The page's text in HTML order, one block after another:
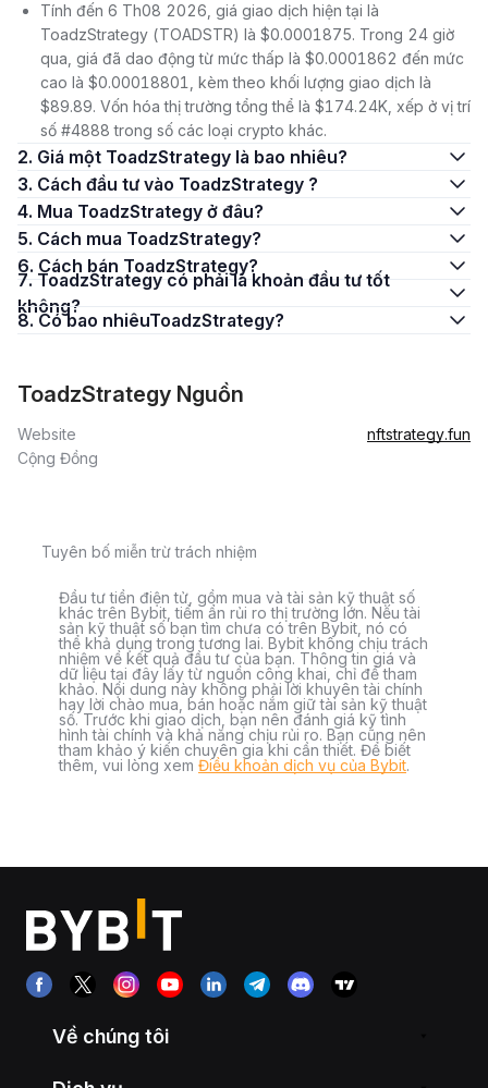
Tính đến 6 Th08 2026, giá giao dịch hiện tại là
ToadzStrategy (TOADSTR) là $0.0001875. Trong 24 giờ
qua, giá đã dao động từ mức thấp là $0.0001862 đến mức
cao là $0.00018801, kèm theo khối lượng giao dịch là
$89.89. Vốn hóa thị trường tổng thể là $174.24K, xếp ở vị trí
số #4888 trong số các loại crypto khác.
2. Giá một ToadzStrategy là bao nhiêu?
3. Cách đầu tư vào ToadzStrategy ?
4. Mua ToadzStrategy ở đâu?
5. Cách mua ToadzStrategy?
6. Cách bán ToadzStrategy?
7. ToadzStrategy có phải là khoản đầu tư tốt
không?
8. Có bao nhiêuToadzStrategy?
ToadzStrategy Nguồn
Website
nftstrategy.fun
Cộng Đồng
Tuyên bố miễn trừ trách nhiệm
Đầu tư tiền điện tử, gồm mua và tài sản kỹ thuật số
khác trên Bybit, tiềm ẩn rủi ro thị trường lớn. Nếu tài
sản kỹ thuật số bạn tìm chưa có trên Bybit, nó có
thể khả dụng trong tương lai. Bybit không chịu trách
nhiệm về kết quả đầu tư của bạn. Thông tin giá và
dữ liệu tại đây lấy từ nguồn công khai, chỉ để tham
khảo. Nội dung này không phải lời khuyên tài chính
hay lời chào mua, bán hoặc nắm giữ tài sản kỹ thuật
số. Trước khi giao dịch, bạn nên đánh giá kỹ tình
hình tài chính và khả năng chịu rủi ro. Bạn cũng nên
tham khảo ý kiến chuyên gia khi cần thiết. Để biết
thêm, vui lòng xem Điều khoản dịch vụ của Bybit.
Về chúng tôi